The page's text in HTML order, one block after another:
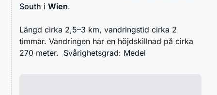
South i Wien.
Längd cirka 2,5–3 km, vandringstid cirka 2
timmar. Vandringen har en höjdskillnad på cirka
270 meter. Svårighetsgrad: Medel